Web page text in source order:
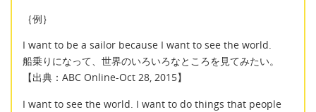
｛例｝
I want to be a sailor because I want to see the world.
船乗りになって、世界のいろいろなところを見てみたい。
【出典：ABC Online-Oct 28, 2015】
I want to see the world. I want to do things that people